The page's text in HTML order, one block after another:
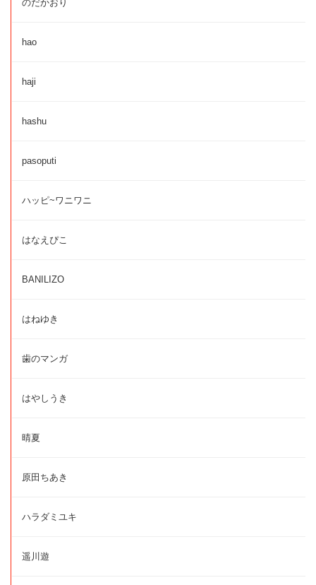
のだかおり
hao
haji
hashu
pasoputi
ハッピ~ワニワニ
はなえぴこ
BANILIZO
はねゆき
歯のマンガ
はやしうき
晴夏
原田ちあき
ハラダミユキ
遥川遊